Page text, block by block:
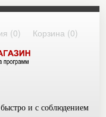
(0) Корзина (0)
и с соблюдением